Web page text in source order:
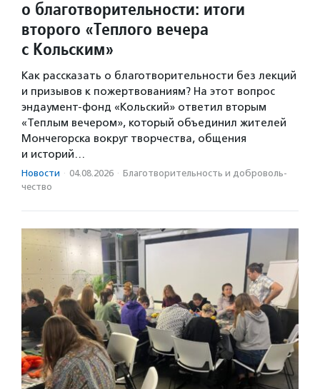
о благотворительности: итоги
второго «Теплого вечера
с Кольским»
Как рассказать о благотворительности без лекций
и призывов к пожертвованиям? На этот вопрос
эндаумент-фонд «Кольский» ответил вторым
«Теплым вечером», который объединил жителей
Мончегорска вокруг творчества, общения
и историй…
Новости · 04.08.2026 · Благотвори­тель­ность и доброволь­
чест­во